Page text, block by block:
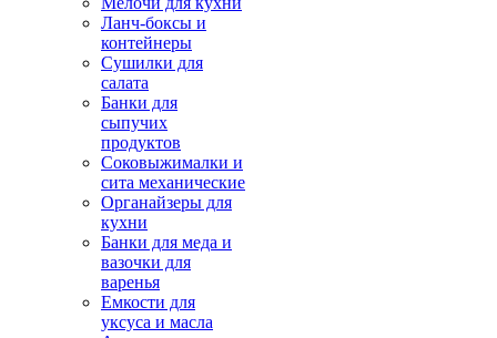
Ланч-боксы и
контейнеры
Сушилки для
салата
Банки для
сыпучих
продуктов
Соковыжималки и
сита механические
Органайзеры для
кухни
Банки для меда и
вазочки для
варенья
Емкости для
уксуса и масла